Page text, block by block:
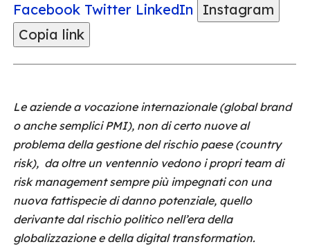
Facebook Twitter LinkedIn
Instagram
Copia link
Le aziende a vocazione internazionale (global brand
o anche semplici PMI), non di certo nuove al
problema della gestione del rischio paese (country
risk), da oltre un ventennio vedono i propri team di
risk management sempre più impegnati con una
nuova fattispecie di danno potenziale, quello
derivante dal rischio politico nell’era della
globalizzazione e della digital transformation.